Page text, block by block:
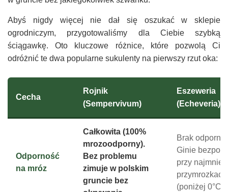
Abyś nigdy więcej nie dał się oszukać w sklepie
ogrodniczym, przygotowaliśmy dla Ciebie szybką
ściągawkę. Oto kluczowe różnice, które pozwolą Ci
odróżnić te dwa popularne sukulenty na pierwszy rzut oka:
Cecha
Rojnik
(Sempervivum)
Eszeweria
(Echeveria)
Odporność
na mróz
Całkowita (100%
mrozoodporny).
Bez problemu
zimuje w polskim
gruncie bez
Brak
Ginie
przy
przymrozkach
(poniżej 0°C).